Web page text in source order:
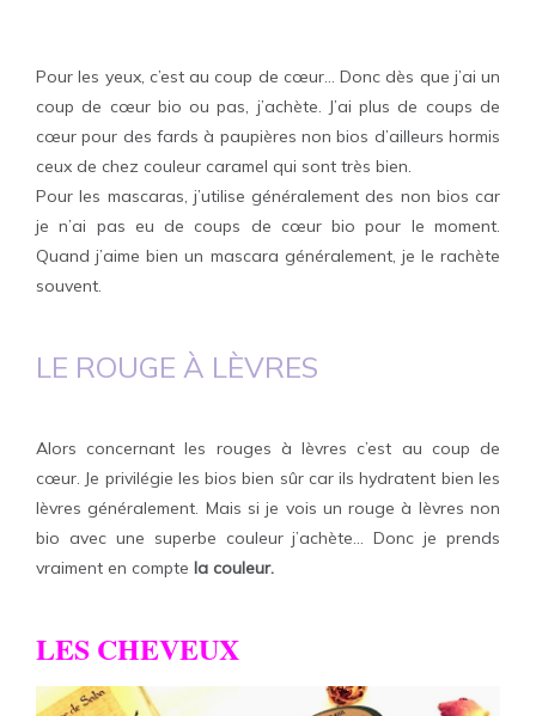
Pour les yeux, c’est au coup de cœur… Donc dès que j’ai un
coup de cœur bio ou pas, j’achète. J’ai plus de coups de
cœur pour des fards à paupières non bios d’ailleurs hormis
ceux de chez couleur caramel qui sont très bien.
Pour les mascaras, j’utilise généralement des non bios car
je n’ai pas eu de coups de cœur bio pour le moment.
Quand j’aime bien un mascara généralement, je le rachète
souvent.
LE ROUGE À LÈVRES
Alors concernant les rouges à lèvres c’est au coup de
cœur. Je privilégie les bios bien sûr car ils hydratent bien les
lèvres généralement. Mais si je vois un rouge à lèvres non
bio avec une superbe couleur j’achète… Donc je prends
vraiment en compte la couleur.
LES CHEVEUX